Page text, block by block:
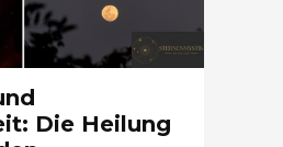
Die Heilung